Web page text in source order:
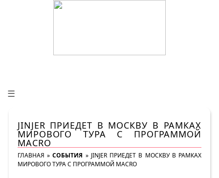
☰
JINJER ПРИЕДЕТ В МОСКВУ В РАМКАХ
МИРОВОГО ТУРА С ПРОГРАММОЙ
MACRO
ГЛАВНАЯ »СОБЫТИЯ » JINJER ПРИЕДЕТ В МОСКВУ В РАМКАХ
МИРОВОГО ТУРА С ПРОГРАММОЙ MACRO